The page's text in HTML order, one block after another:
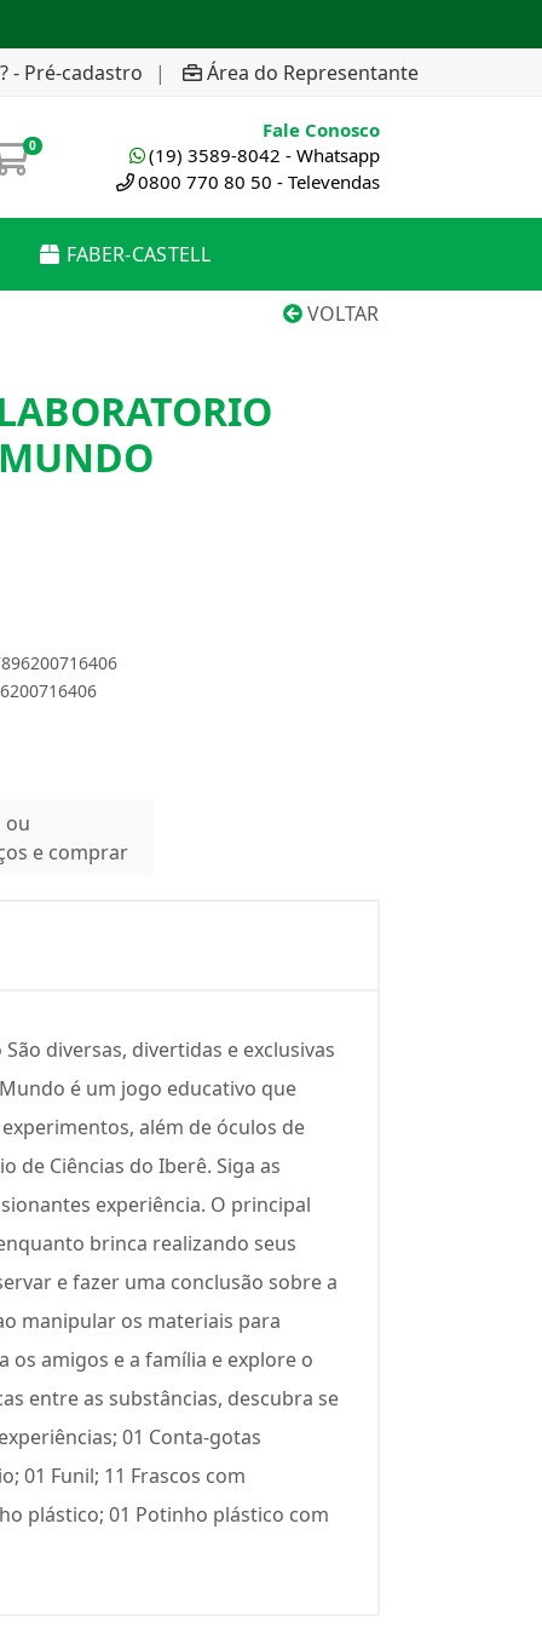
- Pré-cadastro | Área do Representante
0
Fale Conosco
(19) 3589-8042 - Whatsapp
0800 770 80 50 - Televendas
FABER-CASTELL
VOLTAR
ou
e comprar
diversas, divertidas e exclusivas
é um jogo educativo que
além de óculos de
Ciências do Iberê. Siga as
experiência. O principal
brinca realizando seus
e fazer uma conclusão sobre a
manipular os materiais para
os amigos e a família e explore o
entre as substâncias, descubra se
01 Conta-gotas
01 Funil; 11 Frascos com
plástico; 01 Potinho plástico com